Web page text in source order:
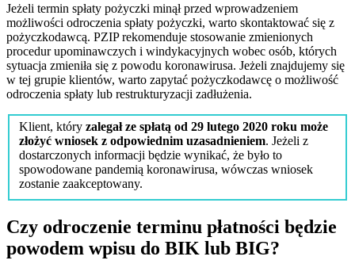
Jeżeli termin spłaty pożyczki minął przed wprowadzeniem
możliwości odroczenia spłaty pożyczki, warto skontaktować się z
pożyczkodawcą. PZIP rekomenduje stosowanie zmienionych
procedur upominawczych i windykacyjnych wobec osób, których
sytuacja zmieniła się z powodu koronawirusa. Jeżeli znajdujemy się
w tej grupie klientów, warto zapytać pożyczkodawcę o możliwość
odroczenia spłaty lub restrukturyzacji zadłużenia.
Klient, który zalegał ze spłatą od 29 lutego 2020 roku może
złożyć wniosek z odpowiednim uzasadnieniem. Jeżeli z
dostarczonych informacji będzie wynikać, że było to
spowodowane pandemią koronawirusa, wówczas wniosek
zostanie zaakceptowany.
Czy odroczenie terminu płatności będzie
powodem wpisu do BIK lub BIG?